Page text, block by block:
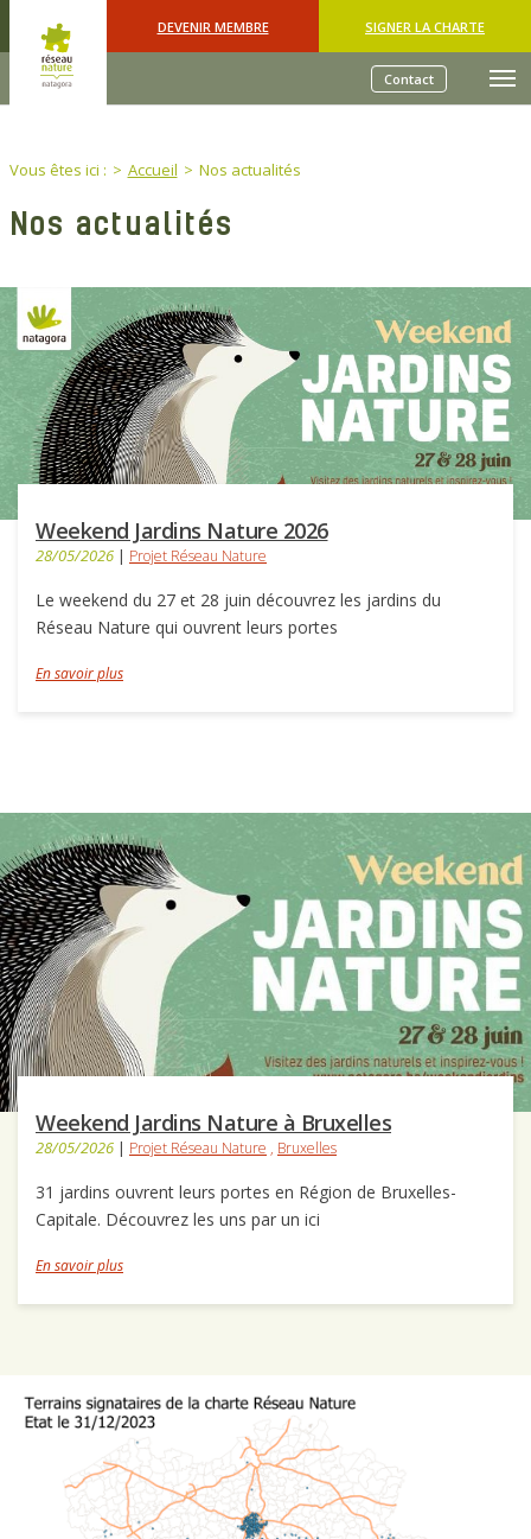
DEVENIR MEMBRE SIGNER LA CHARTE
Contact
You are here:
Vous êtes ici : Accueil Nos actualités
Nos actualités
Weekend Jardins Nature 2026
28/05/2026 | Projet Réseau Nature
Le weekend du 27 et 28 juin découvrez les jardins du
Réseau Nature qui ouvrent leurs portes
En savoir plus
Weekend Jardins Nature à Bruxelles
28/05/2026 | Projet Réseau Nature , Bruxelles
31 jardins ouvrent leurs portes en Région de Bruxelles-
Capitale. Découvrez les uns par un ici
En savoir plus